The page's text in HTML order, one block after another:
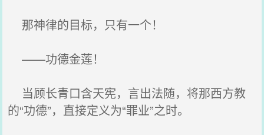
那神律的目标，只有一个！
——功德金莲！
当顾长青口含天宪，言出法随，将那西方教
的“功德”，直接定义为“罪业”之时。